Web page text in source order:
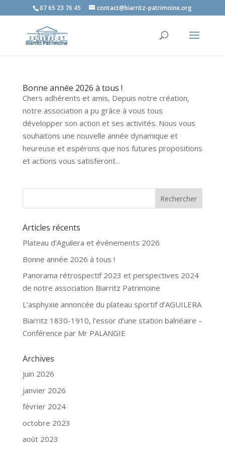
07 65 23 76 45 contact@biarritz-patrimoine.org
Bonne année 2026 à tous !
Chers adhérents et amis, Depuis notre création,
notre association a pu grâce à vous tous
développer son action et ses activités. Nous vous
souhaitons une nouvelle année dynamique et
heureuse et espérons que nos futures propositions
et actions vous satisferont...
Articles récents
Plateau d’Aguilera et événements 2026
Bonne année 2026 à tous !
Panorama rétrospectif 2023 et perspectives 2024
de notre association Biarritz Patrimoine
L’asphyxie annoncée du plateau sportif d’AGUILERA
Biarritz 1830-1910, l’essor d’une station balnéaire –
Conférence par Mr PALANGIE
Archives
juin 2026
janvier 2026
février 2024
octobre 2023
août 2023